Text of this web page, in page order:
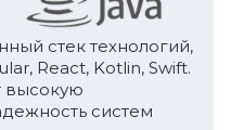
стек технологий,
React, Kotlin, Swift.
высокую
систем